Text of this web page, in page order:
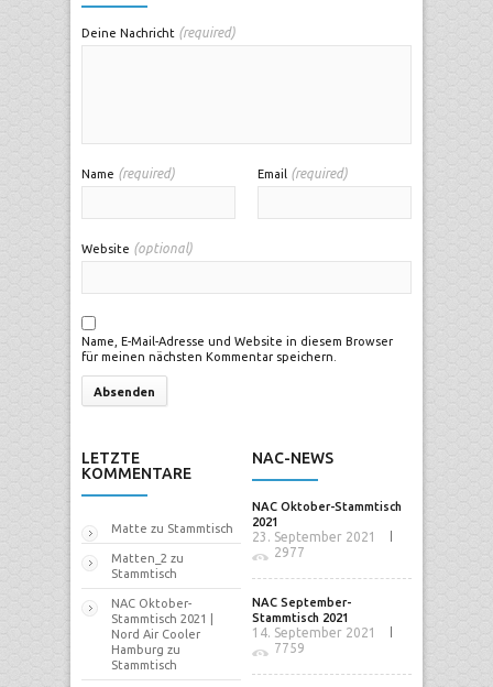
Deine Nachricht (required)
Name (required) Email (required)
Website (optional)
Name, E-Mail-Adresse und Website in diesem Browser
für meinen nächsten Kommentar speichern.
LETZTE
KOMMENTARE
Matte zu Stammtisch
Matten_2 zu
Stammtisch
NAC Oktober-
Stammtisch 2021 |
Nord Air Cooler
Hamburg zu
Stammtisch
NAC-NEWS
NAC Oktober-Stammtisch
2021
23. September 2021
2977
NAC September-
Stammtisch 2021
14. September 2021
7759